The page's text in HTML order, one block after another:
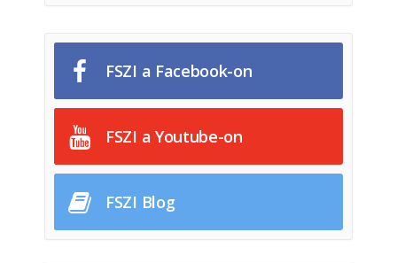
FSZI a Facebook-on
FSZI a Youtube-on
FSZI Blog